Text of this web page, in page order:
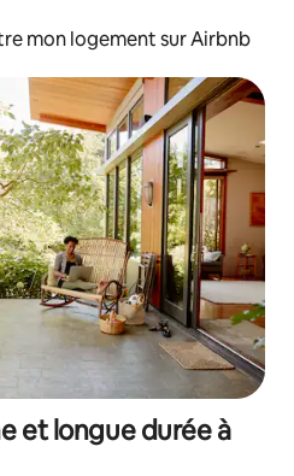
mon logement sur Airbnb
et longue durée à